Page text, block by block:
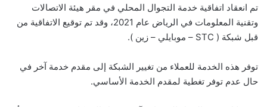
تم انعقاد اتفاقية خدمة التجوال المحلي في مقر هيئة الاتصالات
وتقنية المعلومات في الرياض عام 2021، وقد تم توقيع الاتفاقية من
قبل شبكة ( STC – موبايلي – زين ).
توفر هذه الخدمة للعملاء من تغيير الشبكة إلى مقدم خدمة آخر في
حال عدم توفر تغطية لمقدم الخدمة الأساسي.